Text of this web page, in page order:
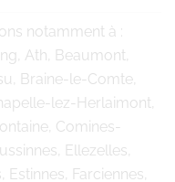
notamment à :
Ath, Beaumont,
Braine-le-Comte,
lez-Herlaimont,
Comines-
Ellezelles,
Farciennes,